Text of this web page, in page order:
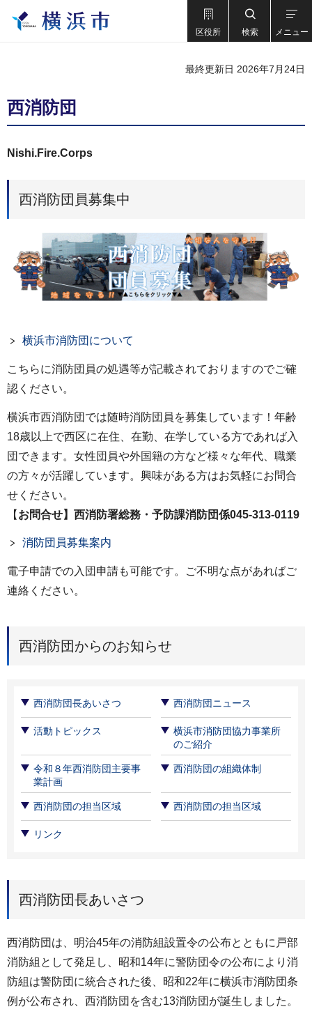
区役所 検索 メニュー
最終更新日 2026年7月24日
西消防団
Nishi.Fire.Corps
西消防団員募集中
横浜市消防団について
こちらに消防団員の処遇等が記載されておりますのでご確
認ください。
横浜市西消防団では随時消防団員を募集しています！年齢
18歳以上で西区に在住、在勤、在学している方であれば入
団できます。女性団員や外国籍の方など様々な年代、職業
の方々が活躍しています。興味がある方はお気軽にお問合
せください。
【 お問合せ】西消防署総務・予防課消防団係045-313-0119
消防団員募集案内
電子申請での入団申請も可能です。ご不明な点があればご
連絡ください。
西消防団からのお知らせ
西消防団長あいさつ 西消防団ニュース
活動トピックス
横浜市消防団協力事業所
のご紹介
令和８年西消防団主要事
業計画
西消防団の組織体制
西消防団の担当区域 西消防団の担当区域
リンク
西消防団長あいさつ
西消防団は、明治45年の消防組設置令の公布とともに戸部
消防組として発足し、昭和14年に警防団令の公布により消
防組は警防団に統合された後、昭和22年に横浜市消防団条
例が公布され、西消防団を含む13消防団が誕生しました。